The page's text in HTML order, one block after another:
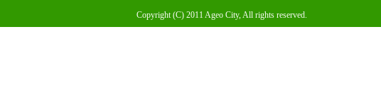
Copyright (C) 2011 Ageo City, All rights reserved.